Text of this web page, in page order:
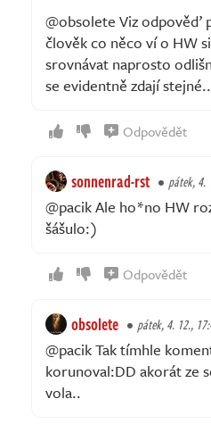
@obsolete Viz
člověk co něco ví o HW
srovnávat naprosto
se evidentně zdají
Odpovědět
sonnenrad-rst pátek, 4.
@pacik Ale ho*no HW
šášulo:)
Odpovědět
obsolete pátek, 4. 12.,
@pacik Tak tímhle
korunoval:DD akorát ze
vola..